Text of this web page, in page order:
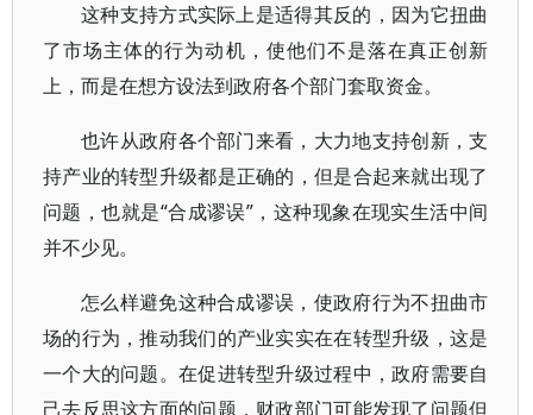
这种支持方式实际上是适得其反的，因为它扭曲
了市场主体的行为动机，使他们不是落在真正创新
上，而是在想方设法到政府各个部门套取资金。
也许从政府各个部门来看，大力地支持创新，支
持产业的转型升级都是正确的，但是合起来就出现了
问题，也就是“合成谬误”，这种现象在现实生活中间
并不少见。
怎么样避免这种合成谬误，使政府行为不扭曲市
场的行为，推动我们的产业实实在在转型升级，这是
一个大的问题。在促进转型升级过程中，政府需要自
己去反思这方面的问题，财政部门可能发现了问题但